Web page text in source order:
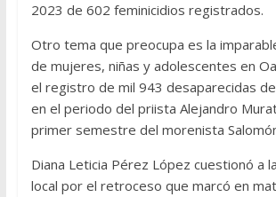
2023 de 602 feminicidios registrados.
Otro tema que preocupa es la
de mujeres, niñas y adolescentes en
el registro de mil 943 desaparecidas
en el periodo del priista Alejandro
primer semestre del morenista
Diana Leticia Pérez López cuestionó a
local por el retroceso que marcó en